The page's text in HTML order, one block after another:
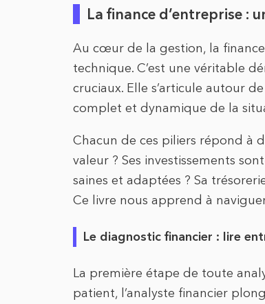
La finance d’entreprise :
Au cœur de la gestion, la
technique. C’est une véritable
cruciaux. Elle s’articule autour
complet et dynamique de la
Chacun de ces piliers répond à
valeur ? Ses investissements
saines et adaptées ? Sa
Ce livre nous apprend à
Le diagnostic financier : lire
La première étape de toute
patient, l’analyste financier